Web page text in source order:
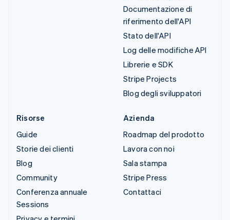
Documentazione di
riferimento dell'API
Stato dell'API
Log delle modifiche API
Librerie e SDK
Stripe Projects
Blog degli sviluppatori
Risorse
Guide
Storie dei clienti
Blog
Community
Conferenza annuale
Sessions
Azienda
Roadmap del prodotto
Lavora con noi
Sala stampa
Stripe Press
Contattaci